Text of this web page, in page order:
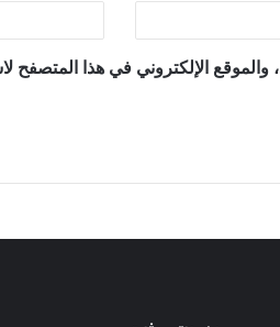
الإلكتروني في هذا المتصفح